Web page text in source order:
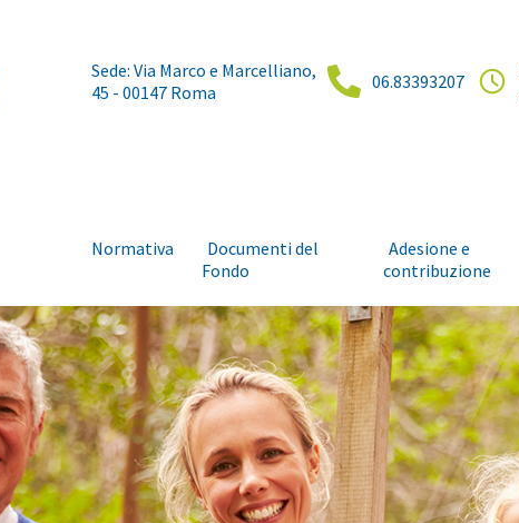
Sede: Via Marco e Marcelliano,
45 - 00147 Roma
06.83393207
Normativa
Documenti del
Fondo
Adesione e
contribuzione